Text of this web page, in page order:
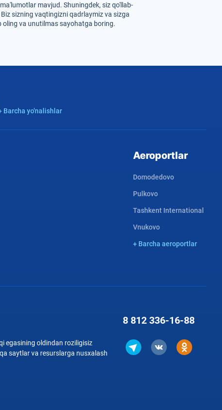
mavjud. Shuningdek, siz qo'llab-
sizning vaqtingizni qadrlaymiz va sizga
va unutilmas sayohatga boring.
Barcha yo'nalishlar
Aeroportlar
Domodedovo
Pulkovo
Tashkent International
Vnukovo
+ Barcha aeroportlar
egasining oldindan roziligisiz
saytlar va resurslarga nusxalash
8 812 336-16-88